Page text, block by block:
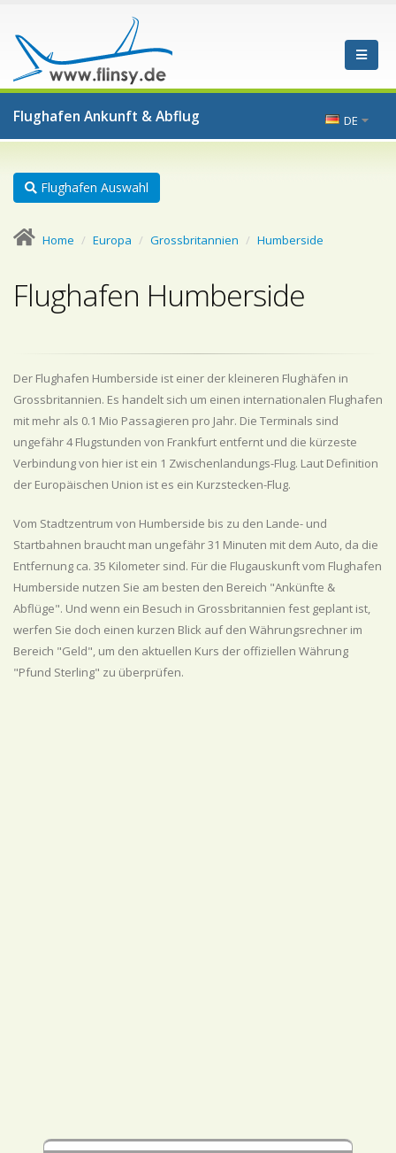
Flughafen Ankunft & Abflug DE
Flughafen Auswahl
Home Europa Grossbritannien Humberside
Flughafen Humberside
Der Flughafen Humberside ist einer der kleineren Flughäfen in
Grossbritannien. Es handelt sich um einen internationalen Flughafen
mit mehr als 0.1 Mio Passagieren pro Jahr. Die Terminals sind
ungefähr 4 Flugstunden von Frankfurt entfernt und die kürzeste
Verbindung von hier ist ein 1 Zwischenlandungs-Flug. Laut Definition
der Europäischen Union ist es ein Kurzstecken-Flug.
Vom Stadtzentrum von Humberside bis zu den Lande- und
Startbahnen braucht man ungefähr 31 Minuten mit dem Auto, da die
Entfernung ca. 35 Kilometer sind. Für die Flugauskunft vom Flughafen
Humberside nutzen Sie am besten den Bereich "Ankünfte &
Abflüge". Und wenn ein Besuch in Grossbritannien fest geplant ist,
werfen Sie doch einen kurzen Blick auf den Währungsrechner im
Bereich "Geld", um den aktuellen Kurs der offiziellen Währung
"Pfund Sterling" zu überprüfen.